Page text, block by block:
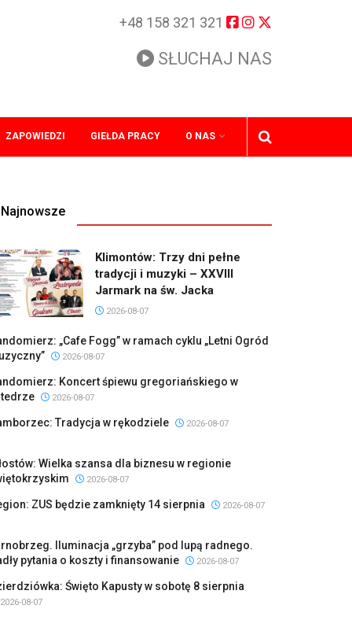
+48 158 321 321
SŁUCHAJ NAS
ZAPOWIEDZI GIEŁDA PRACY O NAS
Najnowsze
Klimontów: Trzy dni pełne
tradycji i muzyki – XXVIII
Jarmark na św. Jacka
2026-08-07
„Cafe Fogg” w ramach cyklu „Letni Ogród
2026-08-07
Koncert śpiewu gregoriańskiego w
2026-08-07
Tradycja w rękodziele 2026-08-07
Wielka szansa dla biznesu w regionie
2026-08-07
ZUS będzie zamknięty 14 sierpnia 2026-08-07
Iluminacja „grzyba” pod lupą radnego.
pytania o koszty i finansowanie
2026-08-07
Święto Kapusty w sobotę 8 sierpnia
2026-08-07